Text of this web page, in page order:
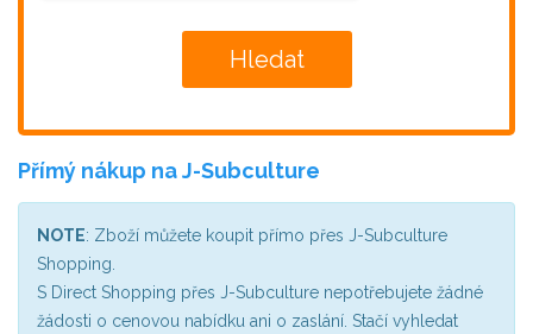
Přímý nákup na J-Subculture
NOTE: Zboží můžete koupit přímo přes J-Subculture
Shopping.
S Direct Shopping přes J-Subculture nepotřebujete žádné
žádosti o cenovou nabídku ani o zaslání. Stačí vyhledat